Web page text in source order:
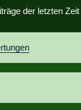
der letzten